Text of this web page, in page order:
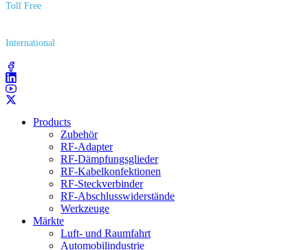
Toll Free
International
Products
Zubehör
RF-Adapter
RF-Dämpfungsglieder
RF-Kabelkonfektionen
RF-Steckverbinder
RF-Abschlusswiderstände
Werkzeuge
Märkte
Luft- und Raumfahrt
Automobilindustrie